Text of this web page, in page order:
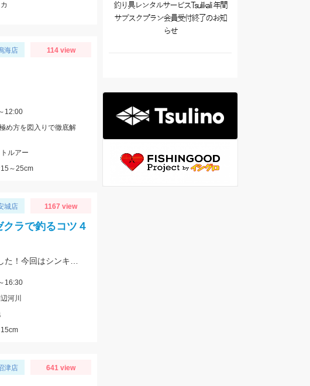
海店 114 view
12:00
め方を図入りで徹底解
トルアー
～25cm
城店 1167 view
ラで釣るコツ４
16:30
河川
津店 641 view
釣り具レンタルサービスTsulikali 年間
サブスクプラン会員受付終了のお知
らせ